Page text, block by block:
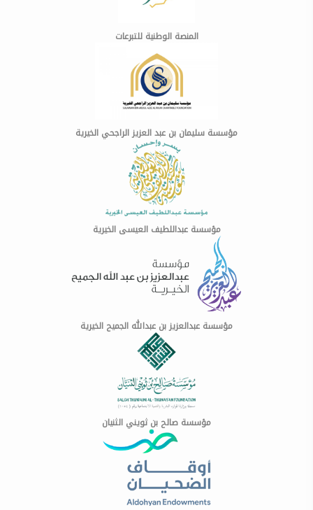
المنصة الوطنية للتبرعات
مؤسسة سليمان بن عبد العزيز الراجحي الخيرية
مؤسسة عبداللطيف العيسى الخيرية
مؤسسة عبدالعزيز بن عبدالله الجميح الخيرية
مؤسسة صالح بن ثويني الثنيان